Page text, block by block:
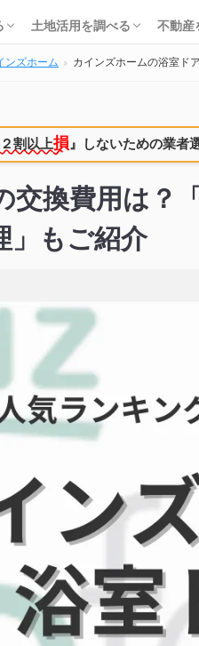
用を調べる
務店を調べる
べる
べる
調べる
土地活用を調べる
基礎知識を調べる
土地活用会社を調べる
利回り・初期費用を調べる
不動産
不動
不動
不動
ンズホーム カインズホームの浴室ド
２割以上損』しないための業者
交換費用は？
」もご紹介
用を調べる
務店を調べる
べる
べる
調べる基礎知識を調べる
土地活用会社を調べる
利回り・初期費用を調べる
不動
不動
不動